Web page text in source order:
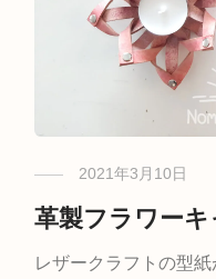
2021年3月10日
革製フラワー
レザークラフトの型紙